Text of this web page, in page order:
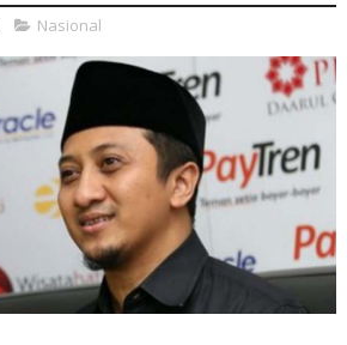
Nasional